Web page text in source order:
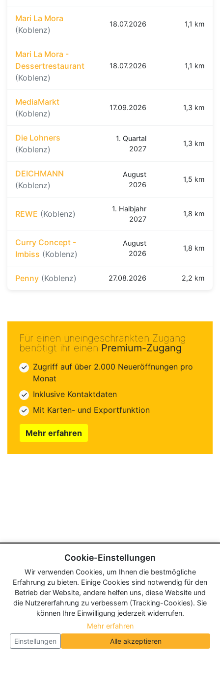
Mari La Mora
(Koblenz)
18.07.2026 1,1 km
Mari La Mora -
Dessertrestaurant
(Koblenz)
18.07.2026 1,1 km
MediaMarkt
(Koblenz)
17.09.2026 1,3 km
Die Lohners
(Koblenz)
1. Quartal
2027
1,3 km
DEICHMANN
(Koblenz)
August
2026
1,5 km
REWE (Koblenz)
1. Halbjahr
2027
1,8 km
Curry Concept -
Imbiss (Koblenz)
August
2026
1,8 km
Penny (Koblenz) 27.08.2026 2,2 km
Für einen uneingeschränkten Zugang
benötigt ihr einen Premium-Zugang
Zugriff auf über 2.000 Neueröffnungen pro
Monat
Inklusive Kontaktdaten
Mit Karten- und Exportfunktion
Mehr erfahren
Cookie-Einstellungen
Wir verwenden Cookies, um Ihnen die bestmögliche
Erfahrung zu bieten. Einige Cookies sind notwendig für den
Betrieb der Website, andere helfen uns, diese Website und
die Nutzererfahrung zu verbessern (Tracking-Cookies). Sie
können Ihre Einwilligung jederzeit widerrufen.
Mehr erfahren
Einstellungen
Alle akzeptieren